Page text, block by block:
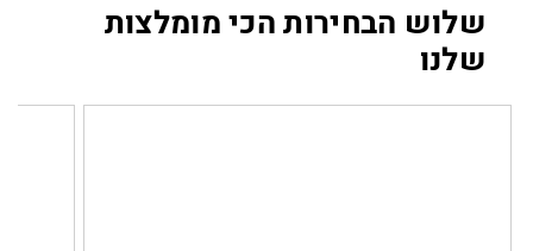
שלוש הבחירות הכי מומלצות
שלנו